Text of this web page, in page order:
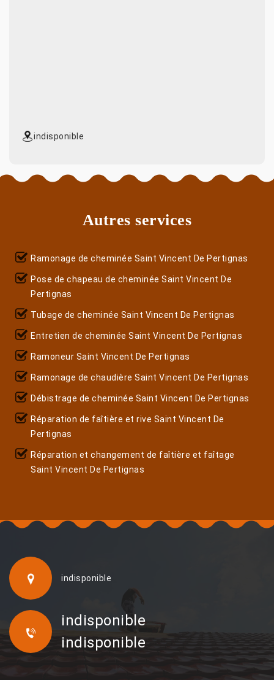
indisponible
Autres services
Ramonage de cheminée Saint Vincent De Pertignas
Pose de chapeau de cheminée Saint Vincent De
Pertignas
Tubage de cheminée Saint Vincent De Pertignas
Entretien de cheminée Saint Vincent De Pertignas
Ramoneur Saint Vincent De Pertignas
Ramonage de chaudière Saint Vincent De Pertignas
Débistrage de cheminée Saint Vincent De Pertignas
Réparation de faîtière et rive Saint Vincent De
Pertignas
Réparation et changement de faîtière et faîtage
Saint Vincent De Pertignas
indisponible
indisponible
indisponible